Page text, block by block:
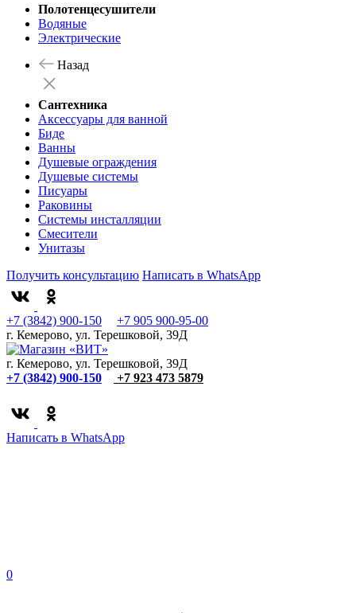
Полотенцесушители
Водяные
Электрические
Назад
Сантехника
Аксессуары для ванной
Биде
Ванны
Душевые ограждения
Душевые системы
Писуары
Раковины
Системы инсталляции
Смесители
Унитазы
Получить консультацию Написать в WhatsApp
+7 (3842) 900-150
+7 905 900-95-00
г. Кемерово, ул. Терешковой, 39Д
г. Кемерово, ул. Терешковой, 39Д
+7 (3842) 900-150
+7 923 473 5879
Написать в WhatsApp
0